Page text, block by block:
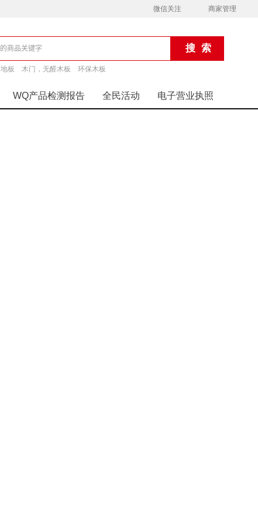
微信关注 商家管理
地板 木门，无醛木板 环保木板
WQ产品检测报告 全民活动 电子营业执照